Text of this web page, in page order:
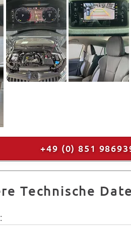
+49 (0) 851
Technische